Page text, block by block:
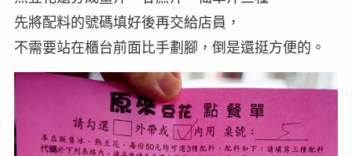
先將配料的號碼填好後再交給店員，
不需要站在櫃台前面比手劃腳，倒是還挺方便的。